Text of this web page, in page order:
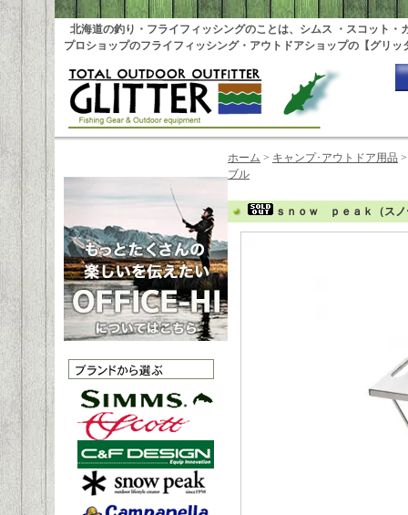
北海道の釣り・フライフィッシングのことは、シムス ・スコット・
プロショップのフライフィッシング・アウトドアショップの【グリッ
ホーム > キャンプ･アウトドア用品
ブル
ｓｎｏｗ ｐｅａｋ（ス